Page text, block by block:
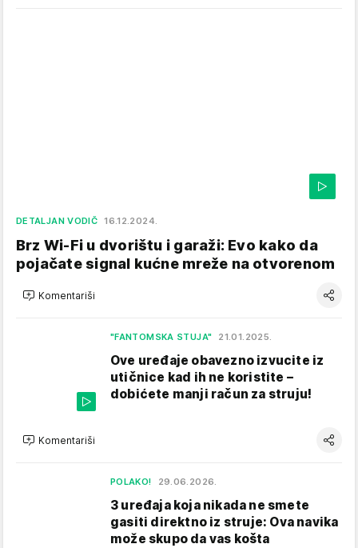
DETALJAN VODIČ 16.12.2024.
Brz Wi-Fi u dvorištu i garaži: Evo kako da
pojačate signal kućne mreže na otvorenom
Komentariši
"FANTOMSKA STUJA" 21.01.2025.
Ove uređaje obavezno izvucite iz
utičnice kad ih ne koristite –
dobićete manji račun za struju!
Komentariši
POLAKO! 29.06.2026.
3 uređaja koja nikada ne smete
gasiti direktno iz struje: Ova navika
može skupo da vas košta